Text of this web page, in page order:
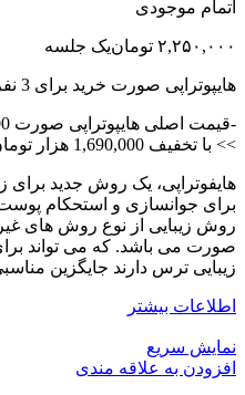
اتمام موجودی
۲,۲۵۰,۰۰۰ تومانیک جلسه
هایپوتراپی صورت خرید برای 3 نفر با مبلغ 560,000ت تخفیف ویژه
-قیمت اصلی هایپوتراپی صورت 2,250,000 هزار تومان، یک جلسه
>> با تخفیف 1,690,000 هزار تومان
هایفوتراپی، یک روش جدید
برای جوانسازی و استحکام
روش زیبایی از نوع روش های
صورت می باشد. که می تواند
زیبایی ترس دارند جایگزین
اطلاعات بیشتر
نمایش سریع
افزودن به علاقه مندی